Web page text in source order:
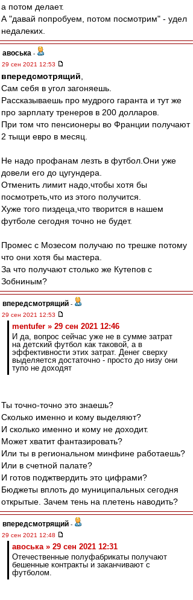
а потом делает.
А "давай попробуем, потом посмотрим" - удел
недалеких.
авоська -
29 сен 2021 12:53
впередсмотрящий
Сам себя в угол загоняешь.
Рассказываешь про мудрого гаранта и тут же
про зарплату тренеров в 200 долларов.
При том что пенсионеры во Франции получают
2 тыщи евро в месяц.
Не надо профанам лезть в футбол.Они уже
довели его до цугундера.
Отменить лимит надо,чтобы хотя бы
посмотреть,что из этого получится.
Хуже того пиздеца,что творится в нашем
футболе сегодня точно не будет.
Промес с Мозесом получаю по трешке потому
что они хотя бы мастера.
За что получают столько же Кутепов с
Зобниным?
впередсмотрящий -
29 сен 2021 12:53
mentufer » 29 сен 2021 12:46
И да, вопрос сейчас уже не в сумме затрат
на детский футбол как таковой, а в
эффективности этих затрат. Денег сверху
выделяется достаточно - просто до низу они
тупо не доходят
Ты точно-точно это знаешь?
Сколько именно и кому выделяют?
И сколько именно и кому не доходит.
Может хватит фантазировать?
Или ты в региональном минфине работаешь?
Или в счетной палате?
И готов поджтвердить это цифрами?
Бюджеты вплоть до муниципальных сегодня
открытые. Зачем тень на плетень наводить?
впередсмотрящий -
29 сен 2021 12:48
авоська » 29 сен 2021 12:31
Отечественные полуфабрикаты получают
бешенные контракты и заканчивают с
футболом.